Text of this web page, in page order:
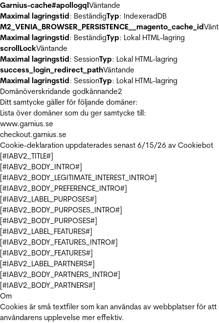
Garnius-cache#apollogqlVäntande
Maximal lagringstid: BeständigTyp: IndexeradDB
M2_VENIA_BROWSER_PERSISTENCE__magento_cache_id
Maximal lagringstid: BeständigTyp: Lokal HTML-lagring
scrollLockVäntande
Maximal lagringstid: SessionTyp: Lokal HTML-lagring
success_login_redirect_pathVäntande
Maximal lagringstid: SessionTyp: Lokal HTML-lagring
Domänöverskridande godkännande2
Ditt samtycke gäller för följande domäner:
Lista över domäner som du ger samtycke till:
www.garnius.se
checkout.garnius.se
Cookie-deklaration uppdaterades senast 6/15/26 av Cookiebot
[#IABV2_TITLE#]
[#IABV2_BODY_INTRO#]
[#IABV2_BODY_LEGITIMATE_INTEREST_INTRO#]
[#IABV2_BODY_PREFERENCE_INTRO#]
[#IABV2_LABEL_PURPOSES#]
[#IABV2_BODY_PURPOSES_INTRO#]
[#IABV2_BODY_PURPOSES#]
[#IABV2_LABEL_FEATURES#]
[#IABV2_BODY_FEATURES_INTRO#]
[#IABV2_BODY_FEATURES#]
[#IABV2_LABEL_PARTNERS#]
[#IABV2_BODY_PARTNERS_INTRO#]
[#IABV2_BODY_PARTNERS#]
Om
Cookies är små textfiler som kan användas av webbplatser för att
användarens upplevelse mer effektiv.